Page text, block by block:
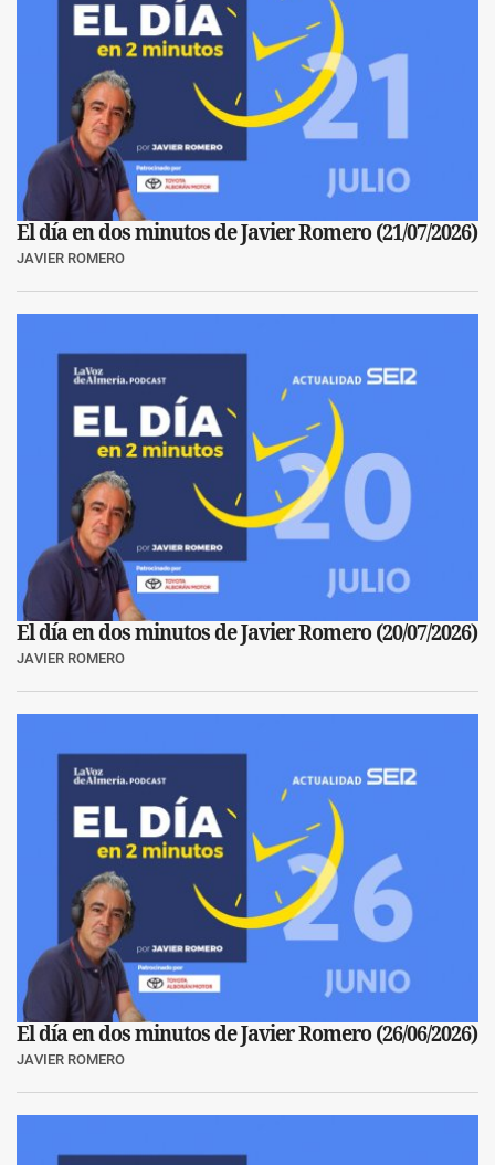
El día en dos minutos de Javier Romero (21/07/2026)
JAVIER ROMERO
El día en dos minutos de Javier Romero (20/07/2026)
JAVIER ROMERO
El día en dos minutos de Javier Romero (26/06/2026)
JAVIER ROMERO